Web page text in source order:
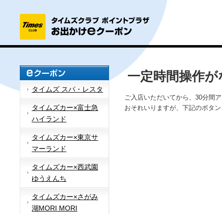
タイムズ スパ・レスタ
タイムズカー×富士急
ハイランド
タイムズカー×東京サ
マーランド
タイムズカー×西武園
ゆうえんち
タイムズカー×さがみ
湖MORI MORI
一定時間操作
ご入店いただいてから、30分間
おそれいりますが、下記のボタ